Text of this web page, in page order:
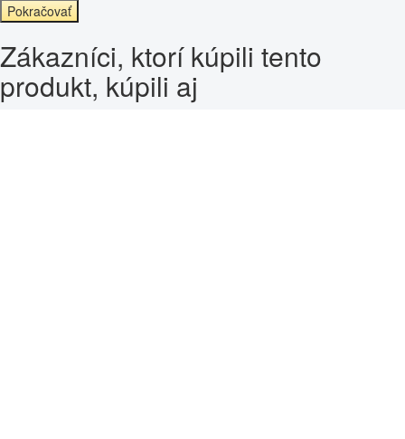
Pokračovať
Zákazníci, ktorí kúpili tento
produkt, kúpili aj